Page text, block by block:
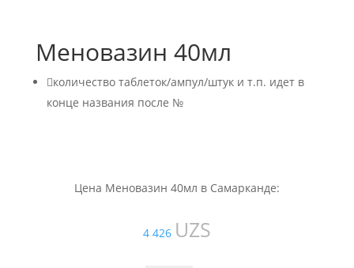
Меновазин 40мл
количество таблеток/ампул/штук и т.п. идет в
конце названия после №
Цена Меновазин 40мл в Самарканде:
4 426 UZS